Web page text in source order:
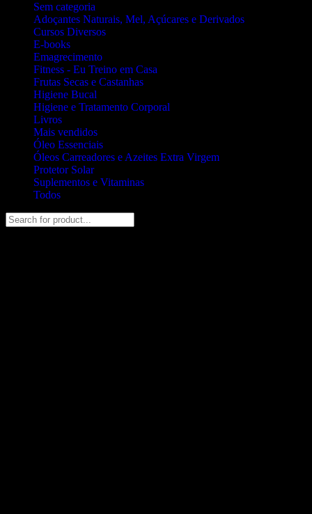
Sem categoria
Adoçantes Naturais, Mel, Açúcares e Derivados
Cursos Diversos
E-books
Emagrecimento
Fitness - Eu Treino em Casa
Frutas Secas e Castanhas
Higiene Bucal
Higiene e Tratamento Corporal
Livros
Mais vendidos
Óleo Essenciais
Óleos Carreadores e Azeites Extra Virgem
Protetor Solar
Suplementos e Vitaminas
Todos